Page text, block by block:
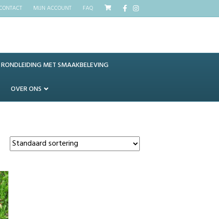
MIJN ACCOUNT FAQ Facebook
Instagram
RONDLEIDING MET SMAAKBELEVING
OVER ONS